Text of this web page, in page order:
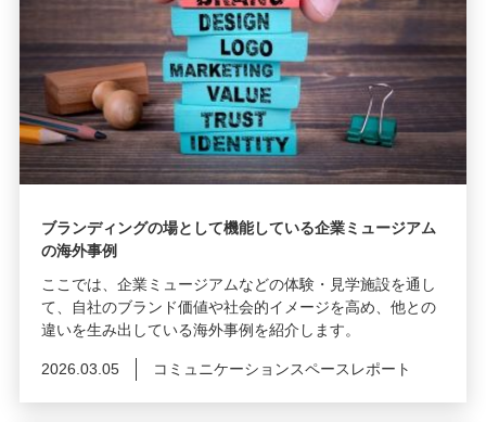
ブランディングの場として機能している企業ミュージアム
の海外事例
ここでは、企業ミュージアムなどの体験・見学施設を通し
て、自社のブランド価値や社会的イメージを高め、他との
違いを生み出している海外事例を紹介します。
2026.03.05 コミュニケーションスペースレポート